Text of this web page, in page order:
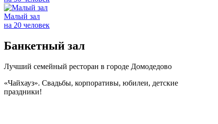
Малый зал
на 20 человек
Банкетный зал
Лучший семейный ресторан в городе Домодедово
«Чайхауз». Свадьбы, корпоративы, юбилеи, детские
праздники!